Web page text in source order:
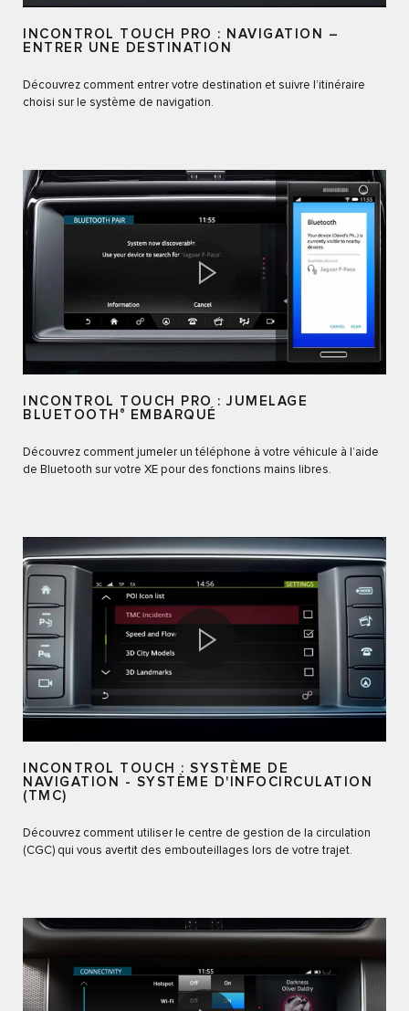
INCONTROL TOUCH PRO : NAVIGATION –
ENTRER UNE DESTINATION
Découvrez comment entrer votre destination et suivre l’itinéraire
choisi sur le système de navigation.
INCONTROL TOUCH PRO : JUMELAGE
BLUETOOTH ® EMBARQUÉ
Découvrez comment jumeler un téléphone à votre véhicule à l’aide
de Bluetooth sur votre XE pour des fonctions mains libres.
INCONTROL TOUCH : SYSTÈME DE
NAVIGATION - SYSTÈME D'INFOCIRCULATION
(TMC)
Découvrez comment utiliser le centre de gestion de la circulation
(CGC) qui vous avertit des embouteillages lors de votre trajet.